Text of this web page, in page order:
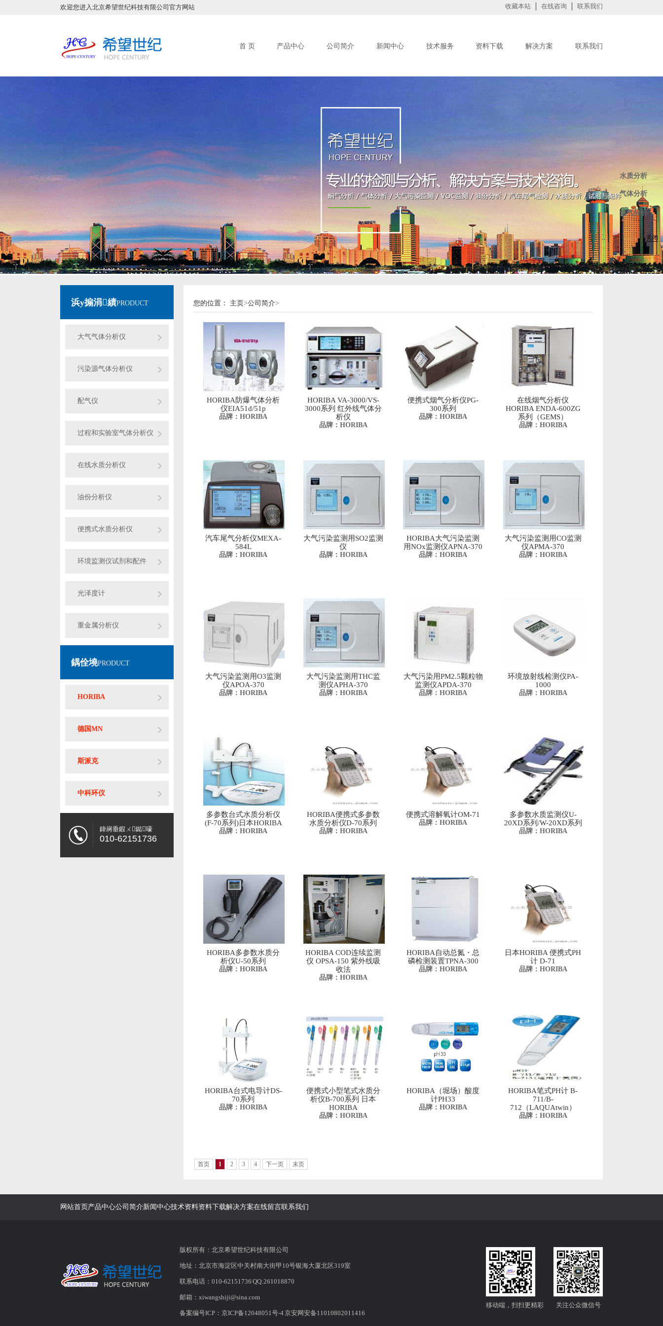
欢迎您进入北京希望世纪科技有限公司官方网站 收藏本站 在线咨询 联系我们
首 页 产品中心 公司简介 新闻中心 技术服务 资料下载 解决方案 联系我们
浜у搧涓績PRODUCT
大气气体分析仪
污染源气体分析仪
配气仪
过程和实验室气体分析仪
在线水质分析仪
油份分析仪
便携式水质分析仪
环境监测仪试剂和配件
光泽度计
重金属分析仪
鍝佺墝PRODUCT
HORIBA
德国MN
斯派克
中科环仪
鍏嶈垂鍜ㄨ鐑嚎
010-62151736
您的位置： 主页>公司简介>
HORIBA防爆气体分析
仪EIA51d/51p
品牌：HORIBA
HORIBA VA-3000/VS-
3000系列 红外线气体分
析仪
品牌：HORIBA
便携式烟气分析仪PG-
300系列
品牌：HORIBA
在线烟气分析仪
HORIBA ENDA-600ZG
系列（GEMS）
品牌：HORIBA
汽车尾气分析仪MEXA-
584L
品牌：HORIBA
大气污染监测用SO2监测
仪
品牌：HORIBA
HORIBA大气污染监测
用NOx监测仪APNA-370
品牌：HORIBA
大气污染监测用CO监测
仪APMA-370
品牌：HORIBA
大气污染监测用O3监测
仪APOA-370
品牌：HORIBA
大气污染监测用THC监
测仪APHA-370
品牌：HORIBA
大气污染用PM2.5颗粒物
监测仪APDA-370
品牌：HORIBA
环境放射线检测仪PA-
1000
品牌：HORIBA
多参数台式水质分析仪
(F-70系列)日本HORIBA
品牌：HORIBA
HORIBA便携式多参数
水质分析仪D-70系列
品牌：HORIBA
便携式溶解氧计OM-71
品牌：HORIBA
多参数水质监测仪U-
20XD系列/W-20XD系列
品牌：HORIBA
HORIBA多参数水质分
析仪U-50系列
品牌：HORIBA
HORIBA COD连续监测
仪 OPSA-150 紫外线吸
收法
品牌：HORIBA
HORIBA自动总氮・总
磷检测装置TPNA-300
品牌：HORIBA
日本HORIBA 便携式PH
计 D-71
品牌：HORIBA
HORIBA台式电导计DS-
70系列
品牌：HORIBA
便携式小型笔式水质分
析仪B-700系列 日本
HORIBA
品牌：HORIBA
HORIBA（堀场）酸度
计PH33
品牌：HORIBA
HORIBA笔式PH计 B-
711/B-
712（LAQUAtwin）
品牌：HORIBA
首页 1 2 3 4 下一页 末页
网站首页产品中心公司简介新闻中心技术资料资料下载解决方案在线留言联系我们
版权所有：北京希望世纪科技有限公司
地址：北京市海淀区中关村南大街甲10号银海大厦北区319室
联系电话：010-62151736 QQ:261018870
邮箱： xiwangshiji@sina.com
备案编号ICP： 京ICP备12048051号-4京安网安备11010802011416
关注公众微信号
移动端，扫扫更精彩
水质分析
气体分析
烟气分析
关闭